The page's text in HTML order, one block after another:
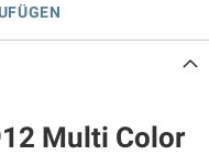
Multi Color